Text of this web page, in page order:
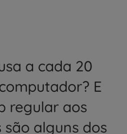
a cada 20
E
regular aos
são alguns dos